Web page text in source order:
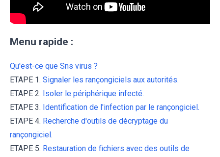
Menu rapide :
Qu'est-ce que Sns virus ?
ETAPE 1. Signaler les rançongiciels aux autorités.
ETAPE 2. Isoler le périphérique infecté.
ETAPE 3. Identification de l'infection par le rançongiciel.
ETAPE 4. Recherche d'outils de décryptage du
rançongiciel.
ETAPE 5. Restauration de fichiers avec des outils de